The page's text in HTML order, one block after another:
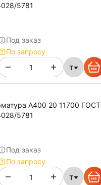
5781
Под заказ
По запросу
т
А400 20 11700 ГОСТ
5781
Под заказ
По запросу
т